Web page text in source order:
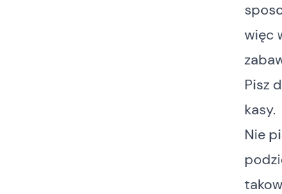
więc
Pisz
kasy.
Nie